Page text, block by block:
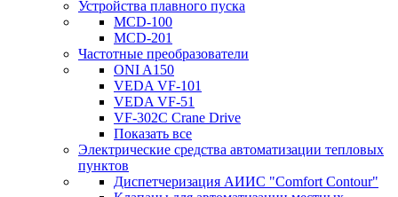
Устройства плавного пуска
MCD-100
MCD-201
Частотные преобразователи
ONI A150
VEDA VF-101
VEDA VF-51
VF-302C Crane Drive
Показать все
Электрические средства автоматизации тепловых
пунктов
Диспетчеризация АИИС "Comfort Contour"